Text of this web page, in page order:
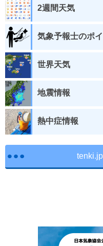
2週間天気
気象予報士のポ
世界天気
地震情報
熱中症情報